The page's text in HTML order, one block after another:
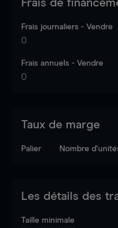
Frais de
Frais journaliers - Vendre
0
Frais annuels - Vendre
0
Taux de marge
Palier Nombre
Les détails des
Taille minimale